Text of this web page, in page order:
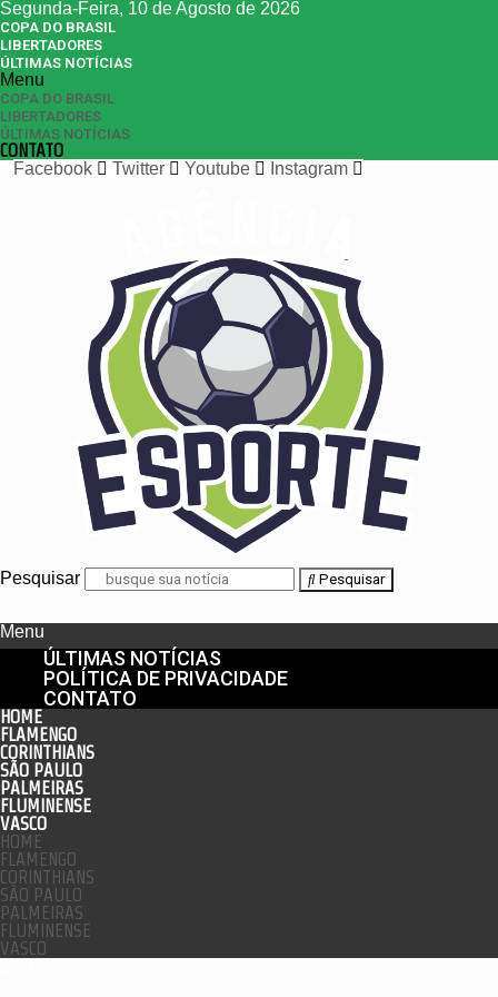
Segunda-Feira, 10 de Agosto de 2026
COPA DO BRASIL
LIBERTADORES
ÚLTIMAS NOTÍCIAS
Menu
COPA DO BRASIL
LIBERTADORES
ÚLTIMAS NOTÍCIAS
CONTATO
Facebook
Twitter Youtube Instagram
Pesquisar Pesquisar
Menu
ÚLTIMAS NOTÍCIAS
POLÍTICA DE PRIVACIDADE
CONTATO
HOME
FLAMENGO
CORINTHIANS
SÃO PAULO
PALMEIRAS
FLUMINENSE
VASCO
HOME
FLAMENGO
CORINTHIANS
SÃO PAULO
PALMEIRAS
FLUMINENSE
VASCO